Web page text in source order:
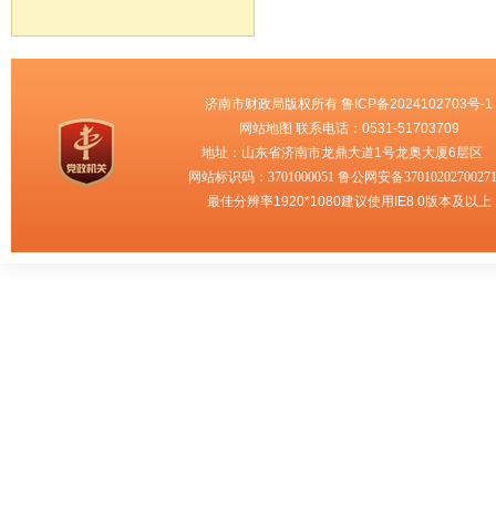
济南市财政局版权所有鲁ICP备2024102703号-1
网站地图 联系电话：0531-51703709
地址：山东省济南市龙鼎大道1号龙奥大厦6层区
网站标识码：3701000051 鲁公网安备
最佳分辨率1920*1080建议使用IE8.0版本及以上